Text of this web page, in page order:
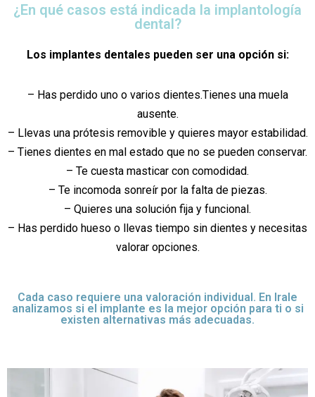
¿En qué casos está indicada la implantología
dental?
Los implantes dentales pueden ser una opción si:
– Has perdido uno o varios dientes.Tienes una muela
ausente.
– Llevas una prótesis removible y quieres mayor estabilidad.
– Tienes dientes en mal estado que no se pueden conservar.
– Te cuesta masticar con comodidad.
– Te incomoda sonreír por la falta de piezas.
– Quieres una solución fija y funcional.
– Has perdido hueso o llevas tiempo sin dientes y necesitas
valorar opciones.
Cada caso requiere una valoración individual. En Irale
analizamos si el implante es la mejor opción para ti o si
existen alternativas más adecuadas.